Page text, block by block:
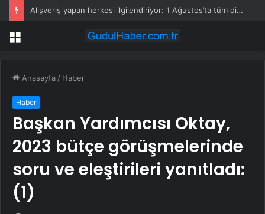
Alışveriş yapan herkesi ilgilendiriyor: 1 Ağustos’ta tüm dijital kurallar değişiyor
Menü
Anasayfa / Haber
Haber
Başkan Yardımcısı Oktay,
2023 bütçe görüşmelerinde
soru ve eleştirileri yanıtladı:
(1)